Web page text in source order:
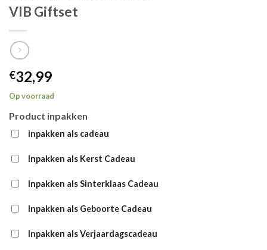
VIB Giftset
€32,99
Op voorraad
Product inpakken
inpakken als cadeau
Inpakken als Kerst Cadeau
Inpakken als Sinterklaas Cadeau
Inpakken als Geboorte Cadeau
Inpakken als Verjaardagscadeau